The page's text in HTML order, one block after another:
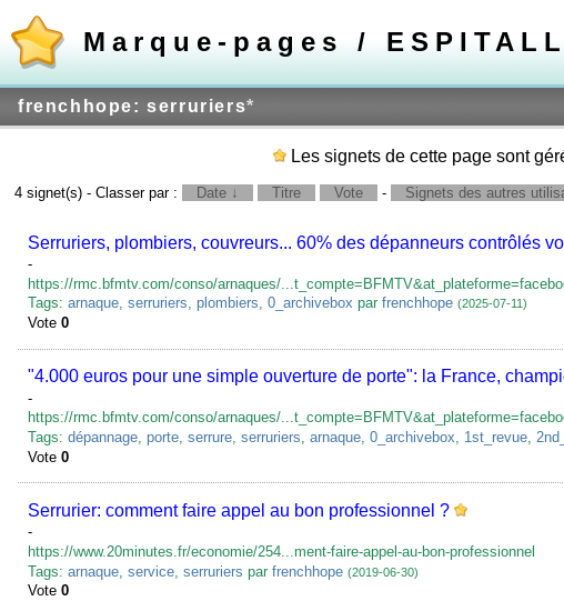
Marque-pages /
frenchhope: serruriers*
Les signets de cette page sont
4 signet(s) - Classer par : Date ↓ Titre Vote - Signets des autres
Serruriers, plombiers, couvreurs... 60% des dépanneurs contrôlés
-
https://rmc.bfmtv.com/conso/arnaques/
Tags:arnaque,serruriers,plombiers,0_archivebox parfrenchhope (2025-07-11)
Vote0
"4.000 euros pour une simple ouverture de porte": la France,
-
https://rmc.bfmtv.com/conso/arnaques/
Tags:dépannage ,porte ,serrure ,serruriers ,arnaque ,0_archivebox 1st_revue
Vote0
Serrurier: comment faire appel au bon professionnel ?
-
https://www.20minutes.fr/economie/254...ment-faire-appel-au-bon-professionnel
Tags:arnaque ,service ,serruriers parfrenchhope (2019-06-30)
Vote0